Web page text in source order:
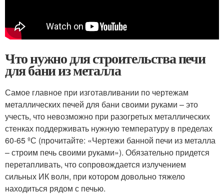
Что нужно для строительства печи
для бани из металла
Самое главное при изготавливании по чертежам
металлических печей для бани своими руками – это
учесть, что невозможно при разогретых металлических
стенках поддерживать нужную температуру в пределах
60-65 ºС (прочитайте: «Чертежи банной печи из металла
– строим печь своими руками»). Обязательно придется
перетапливать, что сопровождается излучением
сильных ИК волн, при котором довольно тяжело
находиться рядом с печью.